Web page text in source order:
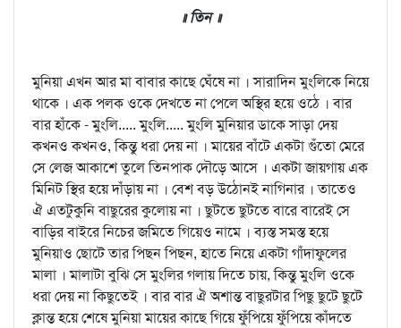
॥ তিন ॥
মুনিয়া এখন আর মা বাবার কাছে ঘেঁষে না । সারাদিন মুংলিকে নিয়ে
থাকে । এক পলক ওকে দেখতে না পেলে অস্থির হয়ে ওঠে । বার
বার হাঁকে - মুংলি..... মুংলি..... মুংলি মুনিয়ার ডাকে সাড়া দেয়
কখনও কখনও, কিন্তু ধরা দেয় না । মায়ের বাঁটে একটা গুঁতো মেরে
সে লেজ আকাশে তুলে তিনপাক দৌড়ে আসে । একটা জায়গায় এক
মিনিট স্থির হয়ে দাঁড়ায় না । বেশ বড় উঠোনই নাগিনার । তাতেও
ঐ এতটুকুনি বাছুরের কুলোয় না । ছুটতে ছুটতে বারে বারেই সে
বাড়ির বাইরে নিচের জমিতে গিয়েও নামে । ব্যস্ত সমস্ত হয়ে
মুনিয়াও ছোটে তার পিছন পিছন, হাতে নিয়ে একটা গাঁদাফুলের
মালা । মালাটা বুঝি সে মুংলির গলায় দিতে চায়, কিন্তু মুংলি ওকে
ধরা দেয় না কিছুতেই । বার বার ঐ অশান্ত বাছুরটার পিছু ছুটে ছুটে
ক্লান্ত হয়ে শেষে মুনিয়া মায়ের কাছে গিয়ে ফুঁপিয়ে ফুঁপিয়ে কাঁদতে